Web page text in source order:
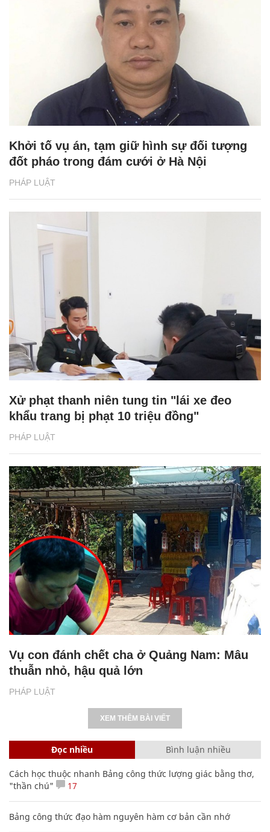
PHÁP LUẬT
Khởi tố vụ án, tạm giữ hình sự đối tượng
đốt pháo trong đám cưới ở Hà Nội
PHÁP LUẬT
Xử phạt thanh niên tung tin "lái xe đeo
khẩu trang bị phạt 10 triệu đồng"
PHÁP LUẬT
Vụ con đánh chết cha ở Quảng Nam: Mâu
thuẫn nhỏ, hậu quả lớn
XEM THÊM BÀI VIẾT
Đọc nhiều Bình luận nhiều
Cách học thuộc nhanh Bảng công thức lượng giác bằng thơ,
"thần chú"
17
Bảng công thức đạo hàm nguyên hàm cơ bản cần nhớ